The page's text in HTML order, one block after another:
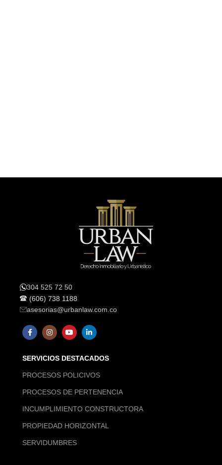
304 525 72 50
(606) 738 1188
asesorias@urbanlaw.com.co
SERVICIOS DESTACADOS
PROCESOS POLICIVOS
PROCESOS DE PERTENENCIA
INCUMPLIMIENTO CONSTRUCTORA
PROPIEDAD HORIZONTAL
SERVIDUMBRES